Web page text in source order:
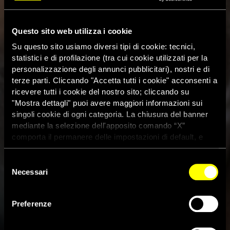
Questo sito web utilizza i cookie
Su questo sito usiamo diversi tipi di cookie: tecnici,
statistici e di profilazione (tra cui cookie utilizzati per la
personalizzazione degli annunci pubblicitari), nostri e di
terze parti. Cliccando "Accetta tutti i cookie" acconsenti a
ricevere tutti i cookie del nostro sito; cliccando su
"Mostra dettagli" puoi avere maggiori informazioni sui
singoli cookie di ogni categoria. La chiusura del banner
mediante la selezione dell'apposito comando “X”
comporta il permanere delle impostazioni di default, e
dunque la continuazione della navigazione con i cookie
dei cookie attivi sul sito clicca
delNecessari
Preferenze
Libia: i governi europei complici